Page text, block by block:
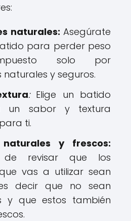
naturales: Asegúrate
para perder peso
solo por
naturales y seguros.
:Elige un batido
un sabor y textura
ti.
naturales y frescos:
de revisar que los
vas a utilizar sean
decir que no sean
y que estos también